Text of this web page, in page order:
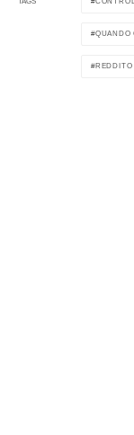
TAGS
QUANDO